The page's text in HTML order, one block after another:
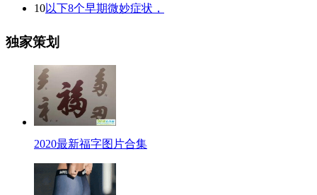
10以下8个早期微妙症状，
独家策划
2020最新福字图片合集